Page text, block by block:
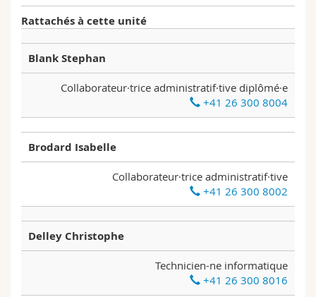
Sciences et médecine
Interfacultaire
Collaborateurs
Doctorants
Webmail
Programme des cours
Rattachés à cette unité
Blank Stephan
Collaborateur·trice administratif·tive diplômé·e
+41 26 300 8004
Brodard Isabelle
Collaborateur·trice administratif·tive
+41 26 300 8002
Delley Christophe
Technicien-ne informatique
+41 26 300 8016